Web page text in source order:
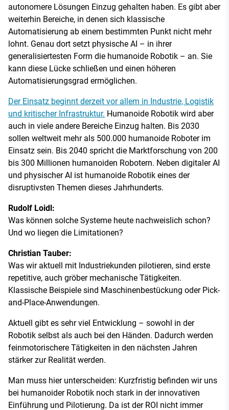
autonomere Lösungen Einzug gehalten haben. Es gibt aber
weiterhin Bereiche, in denen sich klassische
Automatisierung ab einem bestimmten Punkt nicht mehr
lohnt. Genau dort setzt physische AI – in ihrer
generalisiertesten Form die humanoide Robotik – an. Sie
kann diese Lücke schließen und einen höheren
Automatisierungsgrad ermöglichen.
Der Einsatz beginnt derzeit vor allem in Industrie, Logistik
und kritischer Infrastruktur. Humanoide Robotik wird aber
auch in viele andere Bereiche Einzug halten. Bis 2030
sollen weltweit mehr als 500.000 humanoide Roboter im
Einsatz sein. Bis 2040 spricht die Marktforschung von 200
bis 300 Millionen humanoiden Robotern. Neben digitaler AI
und physischer AI ist humanoide Robotik eines der
disruptivsten Themen dieses Jahrhunderts.
Rudolf Loidl:
Was können solche Systeme heute nachweislich schon?
Und wo liegen die Limitationen?
Christian Tauber:
Was wir aktuell mit Industriekunden pilotieren, sind erste
repetitive, auch gröber mechanische Tätigkeiten.
Klassische Beispiele sind Maschinenbestückung oder Pick-
and-Place-Anwendungen.
Aktuell gibt es sehr viel Entwicklung – sowohl in der
Robotik selbst als auch bei den Händen. Dadurch werden
feinmotorischere Tätigkeiten in den nächsten Jahren
stärker zur Realität werden.
Man muss hier unterscheiden: Kurzfristig befinden wir uns
bei humanoider Robotik noch stark in der innovativen
Einführung und Pilotierung. Da ist der ROI nicht immer